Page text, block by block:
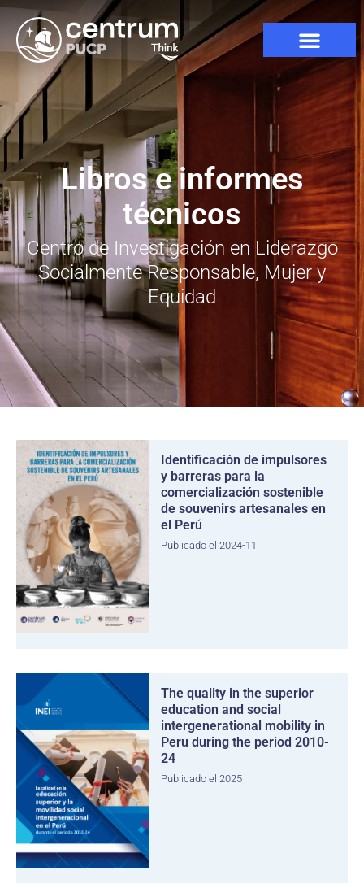
Libros e informes
técnicos​
Centro de Investigación en Liderazgo
Socialmente Responsable, Mujer y
Equidad
Identificación de impulsores
y barreras para la
comercialización sostenible
de souvenirs artesanales en
el Perú
Publicado el 2024-11
The quality in the superior
education and social
intergenerational mobility in
Peru during the period 2010-
24
Publicado el 2025